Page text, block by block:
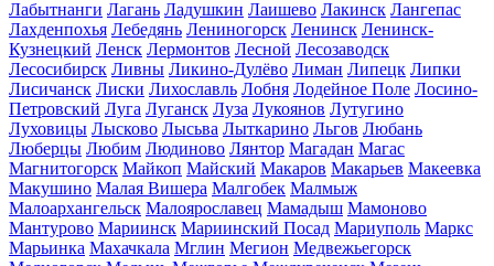
Лабытнанги Лагань Ладушкин Лаишево Лакинск Лангепас
Лахденпохья Лебедянь Лениногорск Ленинск Ленинск-
Кузнецкий Ленск Лермонтов Лесной Лесозаводск
Лесосибирск Ливны Ликино-Дулёво Лиман Липецк Липки
Лисичанск Лиски Лихославль Лобня Лодейное Поле Лосино-
Петровский Луга Луганск Луза Лукоянов Лутугино
Луховицы Лысково Лысьва Лыткарино Льгов Любань
Люберцы Любим Людиново Лянтор Магадан Магас
Магнитогорск Майкоп Майский Макаров Макарьев Макеевка
Макушино Малая Вишера Малгобек Малмыж
Малоархангельск Малоярославец Мамадыш Мамоново
Мантурово Мариинск Мариинский Посад Мариуполь Маркс
Марьинка Махачкала Мглин Мегион Медвежьегорск